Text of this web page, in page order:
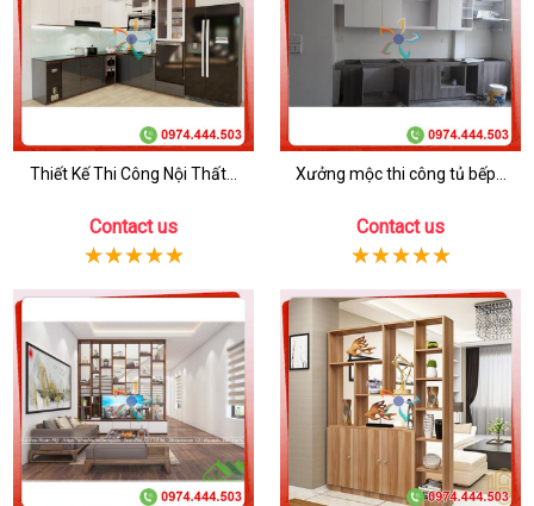
Thiết Kế Thi Công Nội Thất...
Contact us
Xưởng mộc thi công tủ bếp...
Contact us